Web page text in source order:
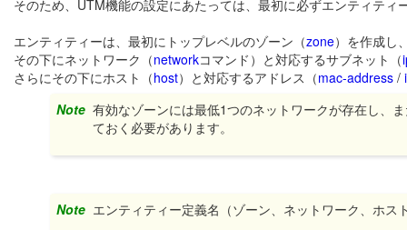
そのため、UTM機能の設定にあたっては、最初に必ずエンティティ
エンティティーは、最初にトップレベルのゾーン（zone）を作成し
その下にネットワーク（networkコマンド）と対応するサブネット（
さらにその下にホスト（host）と対応するアドレス（mac-address /
Note 有効なゾーンには最低1つのネットワークが存在し、
ておく必要があります。
Note エンティティー定義名（ゾーン、ネットワーク、ホ